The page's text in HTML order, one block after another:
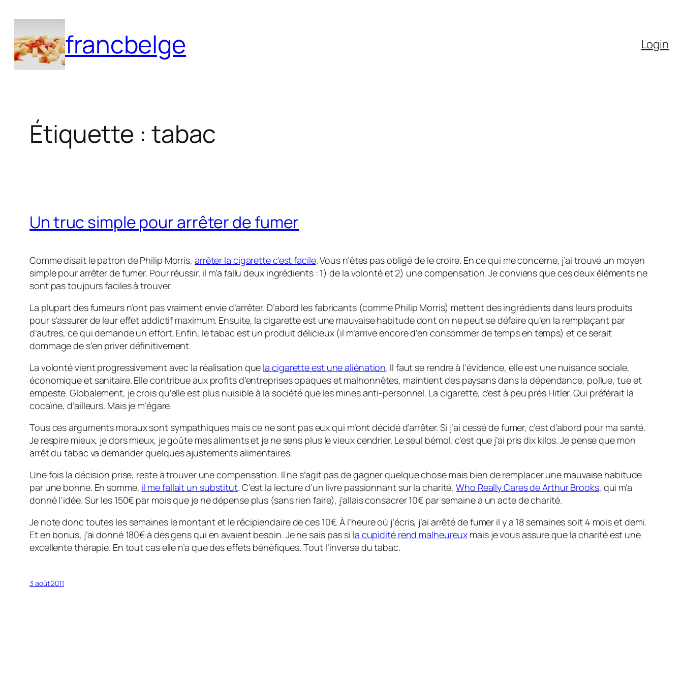
contenu
francbelge Login
Étiquette : tabac
Un truc simple pour arrêter de fumer
Comme disait le patron de Philip Morris, arrêter la cigarette c’est facile. Vous n’êtes pas obligé de le croire. En ce qui me concerne, j’ai trouvé un moyen
simple pour arrêter de fumer. Pour réussir, il m’a fallu deux ingrédients : 1) de la volonté et 2) une compensation. Je conviens que ces deux éléments ne
sont pas toujours faciles à trouver.
La plupart des fumeurs n’ont pas vraiment envie d’arrêter. D’abord les fabricants (comme Philip Morris) mettent des ingrédients dans leurs produits
pour s’assurer de leur effet addictif maximum. Ensuite, la cigarette est une mauvaise habitude dont on ne peut se défaire qu’en la remplaçant par
d’autres, ce qui demande un effort. Enfin, le tabac est un produit délicieux (il m’arrive encore d’en consommer de temps en temps) et ce serait
dommage de s’en priver définitivement.
La volonté vient progressivement avec la réalisation que la cigarette est une aliénation. Il faut se rendre à l’évidence, elle est une nuisance sociale,
économique et sanitaire. Elle contribue aux profits d’entreprises opaques et malhonnêtes, maintient des paysans dans la dépendance, pollue, tue et
empeste. Globalement, je crois qu’elle est plus nuisible à la société que les mines anti-personnel. La cigarette, c’est à peu près Hitler. Qui préférait la
cocaïne, d’ailleurs. Mais je m’égare.
Tous ces arguments moraux sont sympathiques mais ce ne sont pas eux qui m’ont décidé d’arrêter. Si j’ai cessé de fumer, c’est d’abord pour ma santé.
Je respire mieux, je dors mieux, je goûte mes aliments et je ne sens plus le vieux cendrier. Le seul bémol, c’est que j’ai pris dix kilos. Je pense que mon
arrêt du tabac va demander quelques ajustements alimentaires.
Une fois la décision prise, reste à trouver une compensation. Il ne s’agit pas de gagner quelque chose mais bien de remplacer une mauvaise habitude
par une bonne. En somme, il me fallait un substitut. C’est la lecture d’un livre passionnant sur la charité,Who Really Caresde Arthur Brooks, qui m’a
donné l’idée. Sur les 150€ par mois que je ne dépense plus (sans rien faire), j’allais consacrer 10€ par semaine à un acte de charité.
Je note donc toutes les semaines le montant et le récipiendaire de ces 10€. À l’heure où j’écris, j’ai arrêté de fumer il y a 18 semaines soit 4 mois et demi.
Et en bonus, j’ai donné 180€ à des gens qui en avaient besoin. Je ne sais pas si la cupidité rend malheureux mais je vous assure que la charité est une
excellente thérapie. En tout cas elle n’a que des effets bénéfiques. Tout l’inverse du tabac.
3 août 2011